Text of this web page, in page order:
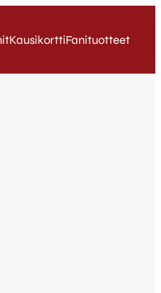
KausikorttiFanituotteet